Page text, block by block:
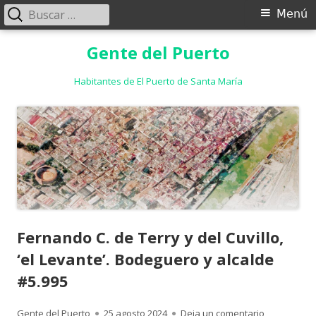
Gente del Puerto
Habitantes de El Puerto de Santa María
Menú
Menú
Buscar:
Fernando C. de Terry y del Cuvillo,
‘el Levante’. Bodeguero y alcalde
#5.995
Autor
Gente del Puerto Publicado
25 agosto 2024 Deja un comentario